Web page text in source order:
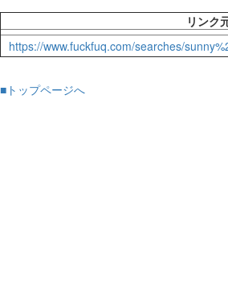
リンク
https://www.fuckfuq.com/searches/
■トップページへ